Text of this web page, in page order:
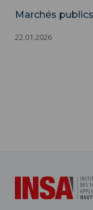
Marchés publics
22.01.2026